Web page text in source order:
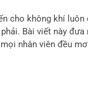
cho không khí
Bài viết này
nhân viên đều